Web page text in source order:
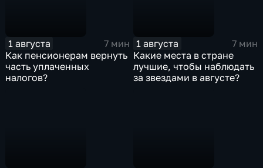
1 августа
7 мин
Как пенсионерам вернуть
часть уплаченных
налогов?
1 августа
7 мин
Какие места в стране
лучшие, чтобы наблюдать
за звездами в августе?